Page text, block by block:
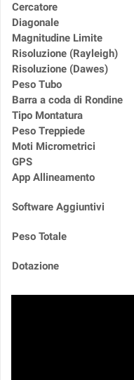
Cercatore
Diagonale
Magnitudine Limite
Risoluzione (Rayleigh)
Risoluzione (Dawes)
Peso Tubo
Barra a coda di Rondine
Tipo Montatura
Peso Treppiede
Moti Micrometrici
GPS
App Allineamento
Software Aggiuntivi
Peso Totale
Dotazione